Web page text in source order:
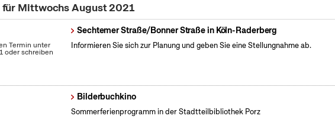
Mittwochs August 2021
Termin unter
oder schreiben
Sechtemer Straße/Bonner Straße in Köln-Raderberg
Informieren Sie sich zur Planung und geben Sie eine Stellungnahme ab.
Bilderbuchkino
Sommerferienprogramm in der Stadtteilbibliothek Porz